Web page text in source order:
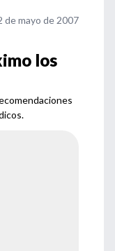
de mayo de 2007
los